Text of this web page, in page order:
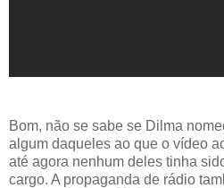
Bom, não se sabe se Dilma
algum daqueles ao que o vídeo
até agora nenhum deles tinha
cargo. A propaganda de rádio